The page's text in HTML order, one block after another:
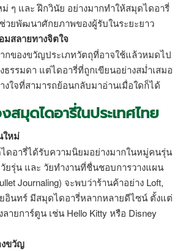
ๆ และ ฝึกวินัย อย่างมากทำให้สมุดไดอารี่
วยพัฒนาศักยภาพของผู้รับในระยะยาว
มสลายทางจิตใจ
กของขวัญประเภทวัตถุที่อาจใช้แล้วหมดไป
ธรรมดา แต่ไดอารี่ที่ถูกเขียนอย่างสม่ำเสมอ
งใจที่สามารถย้อนกลับมาอ่านเมื่อใดก็ได้
สมุดไดอารี่ในประเทศไทย
ใหม่
ดอารี่ได้รับความนิยมอย่างมากในหมู่คนรุ่น
ยรุ่น และ วัยทำงานที่ชื่นชอบการวางแผน
Journaling) จะพบว่าร้านค้าอย่าง Loft,
อินทร์ มีสมุดไดอารี่หลากหลายดีไซน์ ตั้งแต่
ยการ์ตูน เช่น Hello Kitty หรือ Disney
ขวัญ